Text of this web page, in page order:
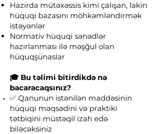
Hazırda mütəxəssis kimi çalışan, lakin
hüquqi bazasını möhkəmləndirmək
istəyənlər
Normativ hüquqi sənədlər
hazırlanması ilə məşğul olan
hüquqşünaslar
🎓 Bu təlimi bitirdikdə nə
bacaracaqsınız?
✅ Qanunun istənilən maddəsinin
hüquqi məqsədini və praktiki
tətbiqini müstəqil izah edə
biləcəksiniz